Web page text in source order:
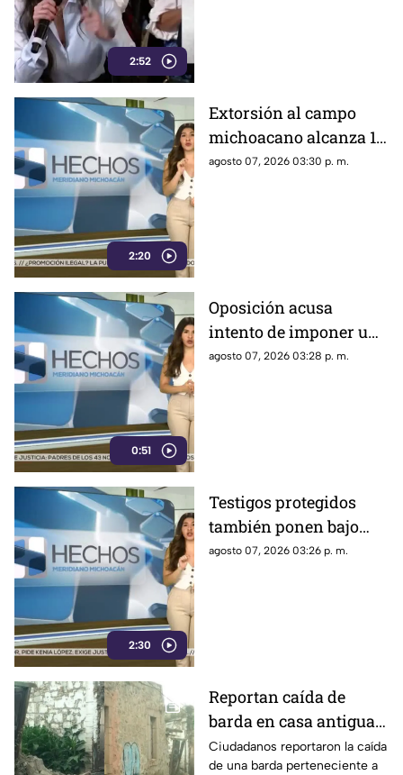
2:52
2:20
Extorsión al campo
michoacano alcanza 18
mil millones de pesos;
agosto 07, 2026 03:30 p. m.
0:51
Oposición acusa
intento de imponer una
sola narrativa y limitar
agosto 07, 2026 03:28 p. m.
2:30
Testigos protegidos
también ponen bajo
presión a políticos en
agosto 07, 2026 03:26 p. m.
Reportan caída de
barda en casa antigua
del Centro de Morelia
Ciudadanos reportaron la caída
de una barda perteneciente a